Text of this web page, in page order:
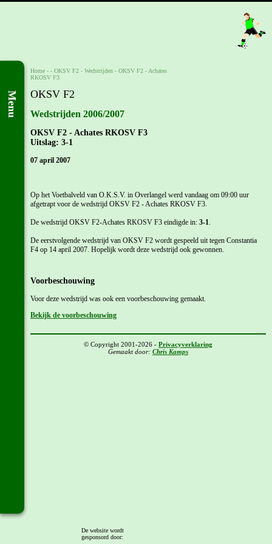
Menu
Home - - OKSV F2 - Wedstrijden - OKSV F2 - Achates
RKOSV F3
OKSV F2
Wedstrijden 2006/2007
OKSV F2 - Achates RKOSV F3
Uitslag: 3-1
07 april 2007
Op het Voetbalveld van O.K.S.V. in Overlangel werd vandaag om 09:00 uur
afgetrapt voor de wedstrijd OKSV F2 - Achates RKOSV F3.
De wedstrijd OKSV F2-Achates RKOSV F3 eindigde in: 3-1.
De eerstvolgende wedstrijd van OKSV F2 wordt gespeeld uit tegen Constantia
F4 op 14 april 2007. Hopelijk wordt deze wedstrijd ook gewonnen.
Voorbeschouwing
Voor deze wedstrijd was ook een voorbeschouwing gemaakt.
Bekijk de voorbeschouwing
© Copyright 2001-2026 - Privacyverklaring
Gemaakt door: Chris Kamps
De website wordt
gesponsord door: